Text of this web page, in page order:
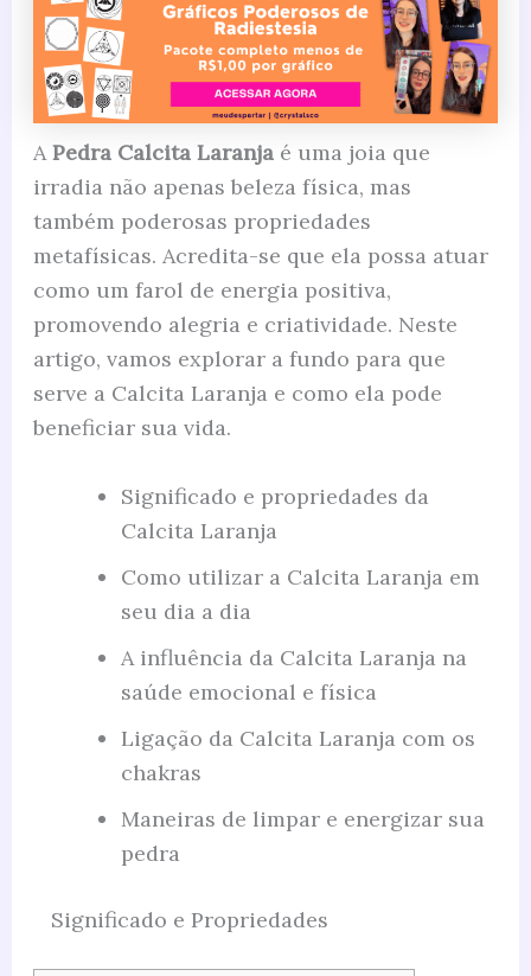
APedra Calcita Laranjaé uma joia que
irradia não apenas beleza física, mas
também poderosas propriedades
metafísicas. Acredita-se que ela possa atuar
como um farol de energia positiva,
promovendo alegria e criatividade. Neste
artigo, vamos explorar a fundo para que
serve a Calcita Laranja e como ela pode
beneficiar sua vida.
Significado e propriedades da
Calcita Laranja
Como utilizar a Calcita Laranja em
seu dia a dia
A influência da Calcita Laranja na
saúde emocional e física
Ligação da Calcita Laranja com os
chakras
Maneiras de limpar e energizar sua
pedra
Significado e Propriedades